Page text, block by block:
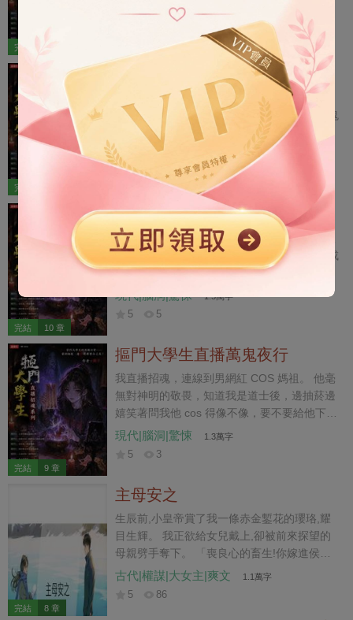
完結
有人上鉤，我能圖個清靜了。 結果，昔日金融
大鱷來到我攤位前，他把全身僅剩的一萬塊轉
給我，讓我給他算一卦。 我一看，嚯，又來了
票大的！ 傷官喜用神，五鬼搬運術，敗財桃花
劫，命喪美人懷。 兄弟，你離死不遠啦！
現代|腦洞|驚悚 1.2萬字
完結
直播鬼屋人皮雨傘
我直播招魂，連線到幾個明星的鬼屋探險直
播。 他們開我玩笑：「大師你看一下我們在鬼
屋裡找到的這把油紙傘，這裡面有沒有鬼？」
我看著在他們身後重復喊著「把傘還我」的女
鬼，面色大變。 「那是鬼的人皮血傘，快還給
她……」
現代|腦洞|驚悚 1.2萬字
5
完結 10 章
直播招魂鬥法中
我直播招魂連線到一個同行，他上來就說要跟
我鬥法。 網友起鬨，提起一年前因為車禍變成
植物人的影帝秦北顧，讓我們有本事就把他弄
醒。 「想要他醒，停掉他的藥，報警抓他經紀
人就行。」 我話剛說完，對方卻嘲笑我學藝不
止：「快停下，一體兩魂要人命，請鬼容易送
鬼難。」
現代|腦洞|驚悚 1.5萬字
5 5
完結 9 章
摳門大學生直播萬鬼夜行
我直播招魂，連線到男網紅 COS 媽祖。 他毫
無對神明的敬畏，知道我是道士後，邊抽菸邊
嬉笑著問我他 cos 得像不像，要不要給他下跪
磕頭上柱香。 我反過來對他說道：「我觀你印
堂發黑要倒血黴了，不如你給我下跪磕頭，我
則是憤怒群攻我，罵我詛咒人，直接把我的賬
號給舉報了。 沒想到幾天後，因為我懶得解封
賬號繼續直播，害我封號的粉絲們卻在網上眾
籌找我出面救人。 「發財大師，求求您回來
吧，大大中邪了，他要出海放生自己，您快救
救他……」 無杯竊神形，炁逆衝泥丸，香灰落
現代|腦洞|驚悚 1.3萬字
5 3
完結 8 章
主母安之
生辰前,小皇帝賞了我一條赤金鏨花的瓔珞,耀
目生輝。 我正欲給女兒戴上,卻被前來探望的
母親劈手奪下。 「喪良心的畜生!你嫁進侯府
穿金戴銀,可憐你姐姐孤兒寡母的,你管過她
嗎?」 「待會她就帶著孩子來了,你有好東西不
古代|權謀|大女主|爽文 1.1萬字
5 86